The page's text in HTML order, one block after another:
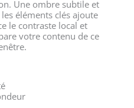
Une ombre subtile et
éléments clés ajoute
le contraste local et
votre contenu de ce